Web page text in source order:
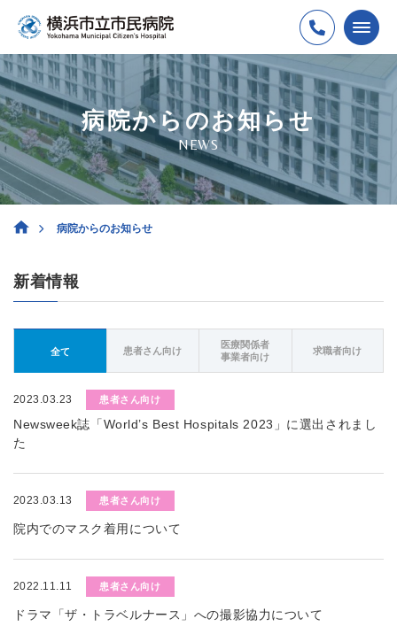
病院からのお知らせ
NEWS
病院からのお知らせ
新着情報
全て 患者さん向け
医療関係者
事業者向け
求職者向け
2023.03.23 患者さん向け
Newsweek誌「World’s Best Hospitals 2023」に選出されまし
た
2023.03.13 患者さん向け
院内でのマスク着用について
2022.11.11 患者さん向け
ドラマ「ザ・トラベルナース」への撮影協力について